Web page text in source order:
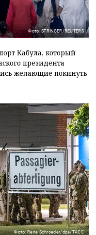
Фото: STRINGER/REUTERS
Кабула, который
президента
желающие покинуть
Фото: Rene Schroeder/dpa/ТАСС